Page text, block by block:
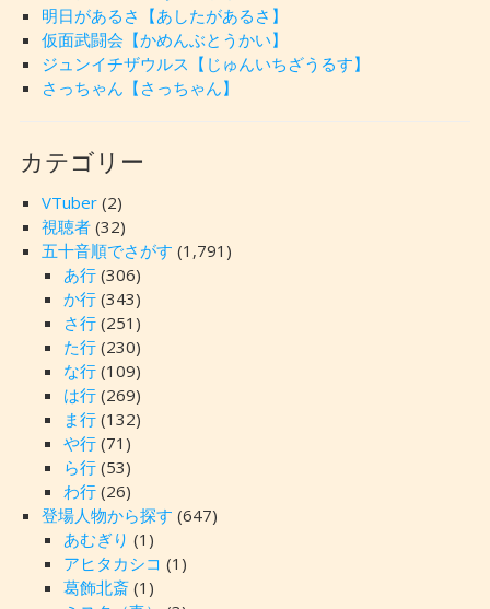
明日があるさ【あしたがあるさ】
仮面武闘会【かめんぶとうかい】
ジュンイチザウルス【じゅんいちざうるす】
さっちゃん【さっちゃん】
カテゴリー
VTuber(2)
視聴者(32)
五十音順でさがす (1,791)
あ行(306)
か行(343)
さ行(251)
た行(230)
な行(109)
は行(269)
ま行(132)
や行(71)
ら行(53)
わ行(26)
登場人物から探す (647)
あむぎり (1)
アヒタカシコ (1)
葛飾北斎(1)